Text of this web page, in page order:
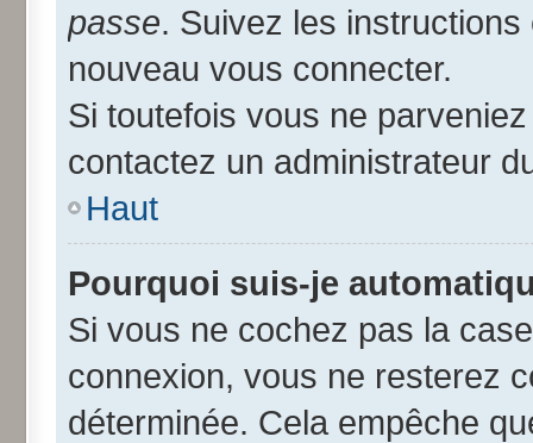
passe. Suivez les
nouveau vous connecter.
Si toutefois vous ne
contactez un administrateur
Haut
Pourquoi suis-je
Si vous ne cochez pas la
connexion, vous ne resterez
déterminée. Cela empêche